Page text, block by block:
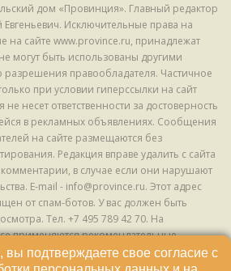
дом «Провинция». Главный редактор
Исключительные права на
сайте www.province.ru, принадлежат
могут быть использованы другими
правообладателя. Частичное
при условии гиперссылки на сайт
несет ответственности за достоверность
в рекламных объявлениях. Сообщения
на сайте размещаются без
Редакция вправе удалить с сайта
в случае если они нарушают
E-mail - info@province.ru. Этот адрес
от спам-ботов. У вас должен быть
Tел. +7 495 789 42 70. На
применяются рекомендательные
технологии предоставления
систематизации и анализа сведений,
вы подтверждаете свое согласие с